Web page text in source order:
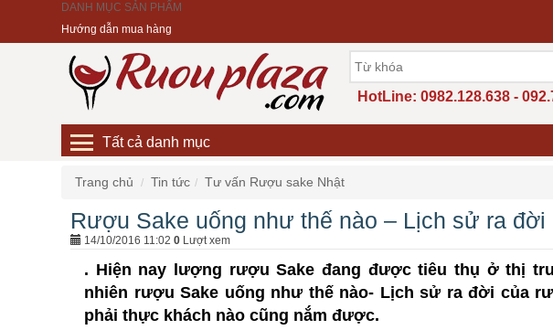
DANH MỤC SẢN PHẨM
Hướng dẫn mua hàng
HotLine: 0982.128.638 -
Tất cả danh mục
Trang chủ Tin tức Tư vấn Rượu sake Nhật
Rượu Sake uống như thế nào – Lịch sử ra
14/10/2016 11:02 0 Lượt xem
. Hiện nay lượng rượu Sake đang được tiêu thụ ở thị
nhiên rượu Sake uống như thế nào- Lịch sử ra đời của
phải thực khách nào cũng nắm được.